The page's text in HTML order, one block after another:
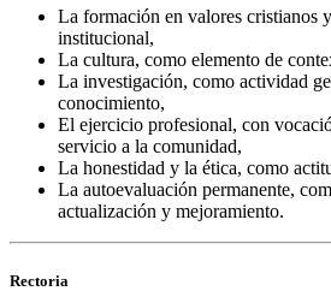
La formación en valores cristianos
institucional,
La cultura, como elemento de
La investigación, como actividad
conocimiento,
El ejercicio profesional, con
servicio a la comunidad,
La honestidad y la ética, como
La autoevaluación permanente,
actualización y mejoramiento.
Rectoria